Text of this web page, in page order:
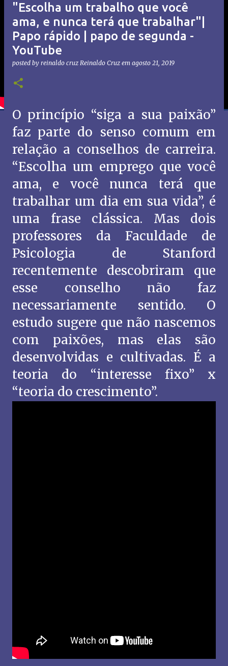
"Escolha um trabalho que você
ama, e nunca terá que trabalhar"|
Papo rápido | papo de segunda -
YouTube
posted by reinaldo cruz Reinaldo Cruz em agosto 21, 2019
O princípio “siga a sua paixão”
faz parte do senso comum em
relação a conselhos de carreira.
“Escolha um emprego que você
ama, e você nunca terá que
trabalhar um dia em sua vida”, é
uma frase clássica. Mas dois
professores da Faculdade de
Psicologia de Stanford
recentemente descobriram que
esse conselho não faz
necessariamente sentido. O
estudo sugere que não nascemos
com paixões, mas elas são
desenvolvidas e cultivadas. É a
teoria do “interesse fixo” x
“teoria do crescimento”.